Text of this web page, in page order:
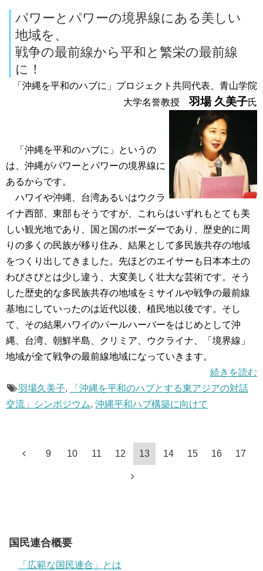
パワーとパワーの境界線にある美しい
地域を、
戦争の最前線から平和と繁栄の最前線
に！
「沖縄を平和のハブに」プロジェクト共同代表、青山学院
大学名誉教授羽場 久美子氏
「沖縄を平和のハブに」というの
は、沖縄がパワーとパワーの境界線に
あるからです。
ハワイや沖縄、台湾あるいはウクラ
イナ西部、東部もそうですが、これらはいずれもとても美
しい観光地であり、国と国のボーダーであり、歴史的に周
りの多くの民族が移り住み、結果として多民族共存の地域
をつくり出してきました。先ほどのエイサーも日本本土の
わびさびとは少し違う、大変美しく壮大な芸術です。そう
した歴史的な多民族共存の地域をミサイルや戦争の最前線
基地にしていったのは近代以後、植民地以後です。そし
て、その結果ハワイのパールハーバーをはじめとして沖
縄、台湾、朝鮮半島、クリミア、ウクライナ、「境界線」
地域が全て戦争の最前線地域になっていきます。
続きを読む
羽場久美子,
「沖縄を平和のハブとする東アジアの対話
交流」シンポジウム, 沖縄平和ハブ構築に向けて
9 10 11 12 13 14 15 16 17
国民連合概要
「広範な国民連合」とは